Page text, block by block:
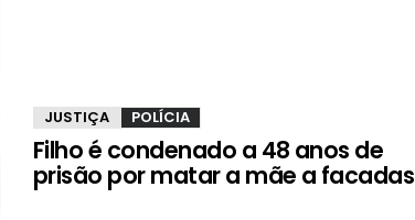
JUSTIÇA POLÍCIA
Filho é condenado a 48 anos de
prisão por matar a mãe a facadas